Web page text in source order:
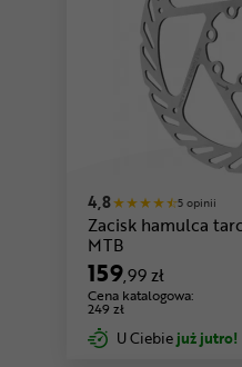
4,8 5 opinii
Zacisk hamulca
MTB
159,99 zł
Cena katalogowa:
249 zł
U Ciebie już jutro!